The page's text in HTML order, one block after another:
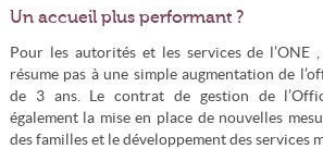
Un accueil plus performant ?
Pour les autorités et les services de l’ONE
résume pas à une simple augmentation de
de 3 ans. Le contrat de gestion de
également la mise en place de nouvelles
des familles et le développement des services